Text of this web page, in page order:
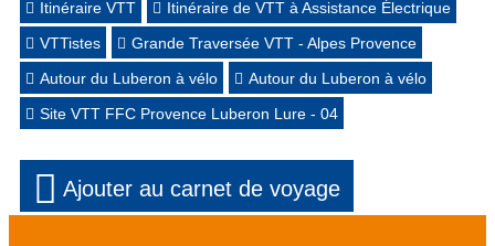
Itinéraire VTT
Itinéraire de VTT à Assistance Électrique
VTTistes
Grande Traversée VTT - Alpes Provence
Autour du Luberon à vélo
Autour du Luberon à vélo
Site VTT FFC Provence Luberon Lure - 04
Ajouter au carnet de voyage